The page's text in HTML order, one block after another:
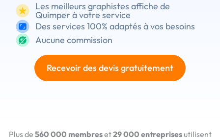
Les meilleurs graphistes affiche de
Quimper à votre service
Des services 100% adaptés à vos besoins
Aucune commission
Recevoir des devis gratuitement
Plus de 560 000 membreset29 000 entreprisesutilisent